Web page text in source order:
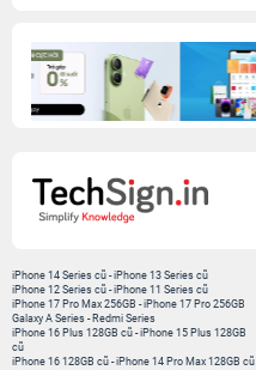
iPhone 14 Series cũ -iPhone 13 Series cũ
iPhone 12 Series cũ -iPhone 11 Series cũ
iPhone 17 Pro Max 256GB -iPhone 17 Pro 256GB
Galaxy A Series - Redmi Series
iPhone 16 Plus 128GB cũ -iPhone 15 Plus 128GB
cũ
iPhone 16 128GB cũ -iPhone 14 Pro Max 128GB cũ